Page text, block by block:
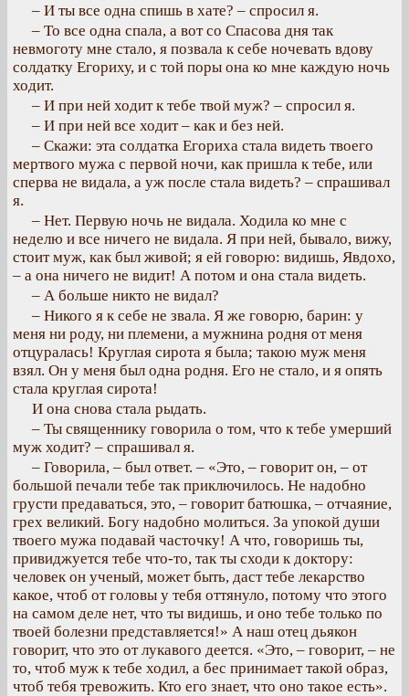
– И ты все одна спишь в хате? – спросил я.
– То все одна спала, а вот со Спасова дня так
невмоготу мне стало, я позвала к себе ночевать вдову
солдатку Егориху, и с той поры она ко мне каждую ночь
ходит.
– И при ней ходит к тебе твой муж? – спросил я.
– И при ней все ходит – как и без ней.
– Скажи: эта солдатка Егориха стала видеть твоего
мертвого мужа с первой ночи, как пришла к тебе, или
сперва не видала, а уж после стала видеть? – спрашивал
я.
– Нет. Первую ночь не видала. Ходила ко мне с
неделю и все ничего не видала. Я при ней, бывало, вижу,
стоит муж, как был живой; я ей говорю: видишь, Явдохо,
– а она ничего не видит! А потом и она стала видеть.
– А больше никто не видал?
– Никого я к себе не звала. Я же говорю, барин: у
меня ни роду, ни племени, а мужнина родня от меня
отцуралась! Круглая сирота я была; такою муж меня
взял. Он у меня был одна родня. Его не стало, и я опять
стала круглая сирота!
И она снова стала рыдать.
– Ты священнику говорила о том, что к тебе умерший
муж ходит? – спрашивал я.
– Говорила, – был ответ. – «Это, – говорит он, – от
большой печали тебе так приключилось. Не надобно
грусти предаваться, это, – говорит батюшка, – отчаяние,
грех великий. Богу надобно молиться. За упокой души
твоего мужа подавай часточку! А что, говоришь ты,
привиджуется тебе что-то, так ты сходи к доктору:
человек он ученый, может быть, даст тебе лекарство
какое, чтоб от головы у тебя оттянуло, потому что этого
на самом деле нет, что ты видишь, и оно тебе только по
твоей болезни представляется!» А наш отец дьякон
говорит, что это от лукавого деется. «Это, – говорит, – не
то, чтоб муж к тебе ходил, а бес принимает такой образ,
чтоб тебя тревожить. Кто его знает, что оно такое есть».